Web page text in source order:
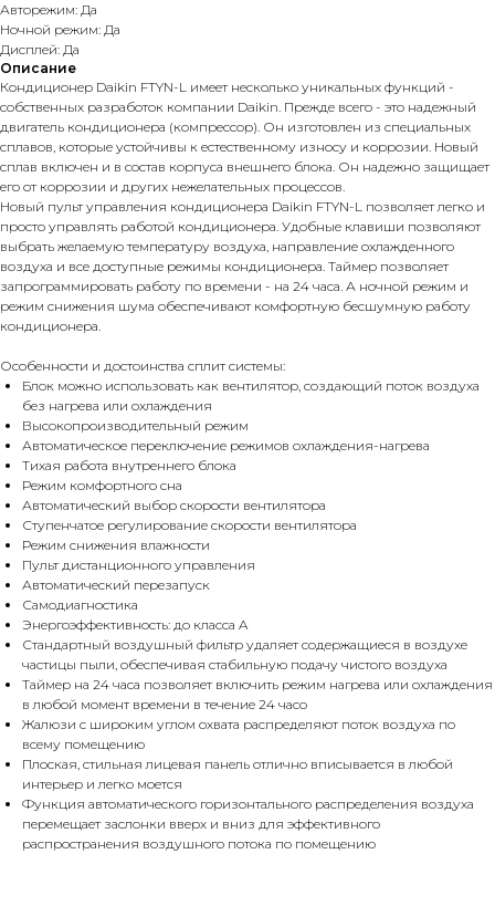
Авторежим: Да
Ночной режим: Да
Дисплей: Да
Описание
Кондиционер Daikin FTYN-L имеет несколько уникальных функций -
собственных разработок компании Daikin. Прежде всего - это надежный
двигатель кондиционера (компрессор). Он изготовлен из специальных
сплавов, которые устойчивы к естественному износу и коррозии. Новый
сплав включен и в состав корпуса внешнего блока. Он надежно защищает
его от коррозии и других нежелательных процессов.
Новый пульт управления кондиционера Daikin FTYN-L позволяет легко и
просто управлять работой кондиционера. Удобные клавиши позволяют
выбрать желаемую температуру воздуха, направление охлажденного
воздуха и все доступные режимы кондиционера. Таймер позволяет
запрограммировать работу по времени - на 24 часа. А ночной режим и
режим снижения шума обеспечивают комфортную бесшумную работу
кондиционера.
Особенности и достоинства сплит системы:
Блок можно использовать как вентилятор, создающий поток воздуха
без нагрева или охлаждения
Высокопроизводительный режим
Автоматическое переключение режимов охлаждения-нагрева
Тихая работа внутреннего блока
Режим комфортного сна
Автоматический выбор скорости вентилятора
Ступенчатое регулирование скорости вентилятора
Режим снижения влажности
Пульт дистанционного управления
Автоматический перезапуск
Самодиагностика
Энергоэффективность: до класса A
Стандартный воздушный фильтр удаляет содержащиеся в воздухе
частицы пыли, обеспечивая стабильную подачу чистого воздуха
Таймер на 24 часа позволяет включить режим нагрева или охлаждения
в любой момент времени в течение 24 часо
Жалюзи с широким углом охвата распределяют поток воздуха по
всему помещению
Плоская, стильная лицевая панель отлично вписывается в любой
интерьер и легко моется
Функция автоматического горизонтального распределения воздуха
перемещает заслонки вверх и вниз для эффективного
распространения воздушного потока по помещению